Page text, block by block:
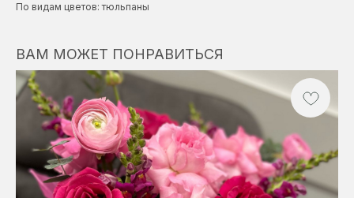
По видам цветов: тюльпаны
ВАМ МОЖЕТ ПОНРАВИТЬСЯ